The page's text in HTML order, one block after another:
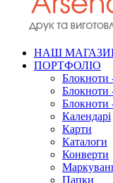
НАШ
ПОРТФОЛІО
Блокноти
Блокноти
Блокноти
Календарі
Карти
Каталоги
Конверти
Папки